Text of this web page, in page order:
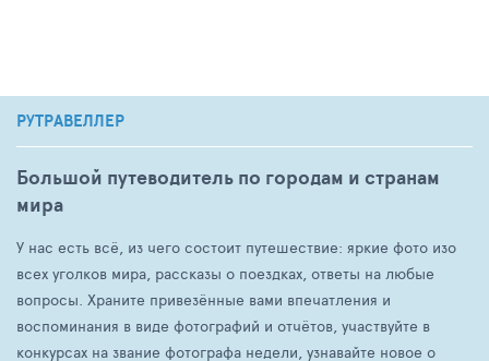
РУТРАВЕЛЛЕР
Большой путеводитель по городам и странам
мира
У нас есть всё, из чего состоит путешествие: яркие фото изо
всех уголков мира, рассказы о поездках, ответы на любые
вопросы. Храните привезённые вами впечатления и
воспоминания в виде фотографий и отчётов, участвуйте в
конкурсах на звание фотографа недели, узнавайте новое о